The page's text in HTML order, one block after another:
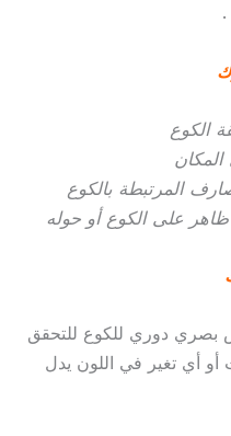
الكوع
المرتبطة بالكوع
على الكوع أو حوله
بصري دوري للكوع للتحقق
أو أي تغير في اللون يدل